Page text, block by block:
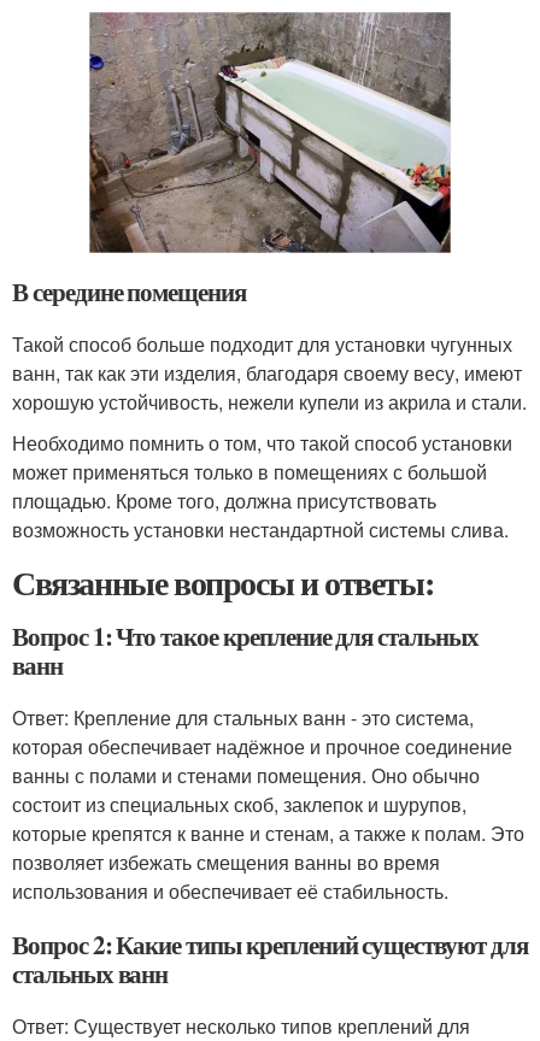
В середине помещения
Такой способ больше подходит для установки чугунных
ванн, так как эти изделия, благодаря своему весу, имеют
хорошую устойчивость, нежели купели из акрила и стали.
Необходимо помнить о том, что такой способ установки
может применяться только в помещениях с большой
площадью. Кроме того, должна присутствовать
возможность установки нестандартной системы слива.
Связанные вопросы и ответы:
Вопрос 1: Что такое крепление для стальных
ванн
Ответ: Крепление для стальных ванн - это система,
которая обеспечивает надёжное и прочное соединение
ванны с полами и стенами помещения. Оно обычно
состоит из специальных скоб, заклепок и шурупов,
которые крепятся к ванне и стенам, а также к полам. Это
позволяет избежать смещения ванны во время
использования и обеспечивает её стабильность.
Вопрос 2: Какие типы креплений существуют для
стальных ванн
Ответ: Существует несколько типов креплений для